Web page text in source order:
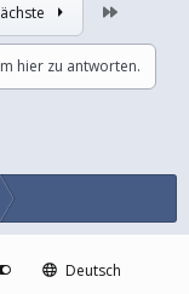
hier zu antworten.
Deutsch